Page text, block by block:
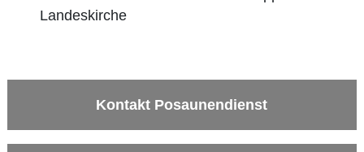
Landeskirche
Kontakt Posaunendienst